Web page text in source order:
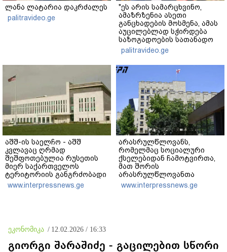
ლანა ლატარია დაკრძალეს
palitravideo.ge
"ეს არის სამარცხვინო,
ამაზრზენია ასეთი
განცხადების მოსმენა, ამას
აუცილებლად სჭირდება
საზოგადოების სათანადო
რეაქცია" - ირაკლი
კობახიძე
palitravideo.ge
აშშ-ის საელჩო - აშშ
კვლავაც ღრმად
შეშფოთებულია რუსეთის
მიერ საქართველოს
ტერიტორიის განგრძობადი
ოკუპაციით და გმობს
ოკუპაციის პირობებში
www.interpressnews.ge
არასრულწლოვანს,
რომელმაც სოციალური
ქსელებიდან ჩამოტვირთა,
მათ შორის
არასრულწლოვანთა
ფოტოსურათები,
დაამონტაჟა, მიანიჭა
www.interpressnews.ge
ეკონომიკა / 12.02.2026 / 16:33
გიორგი შარაშიძე - გაცილებით სწორი